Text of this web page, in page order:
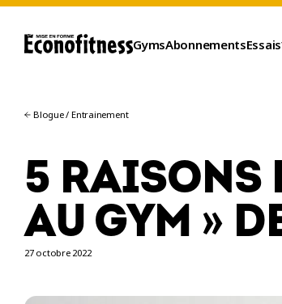
GymsAbonnementsEssais
Blogue/Entrainement
5 RAISONS
AU GYM »
27 octobre 2022